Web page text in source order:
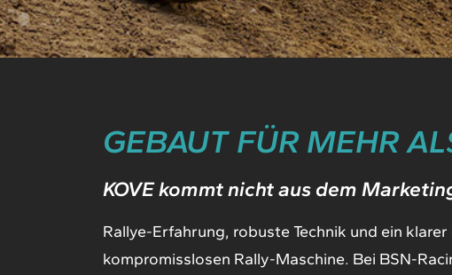
GEBAUT FÜR MEHR
KOVE kommt nicht aus dem
Rallye-Erfahrung, robuste Technik und ein
kompromisslosen Rally-Maschine. Bei BSN-